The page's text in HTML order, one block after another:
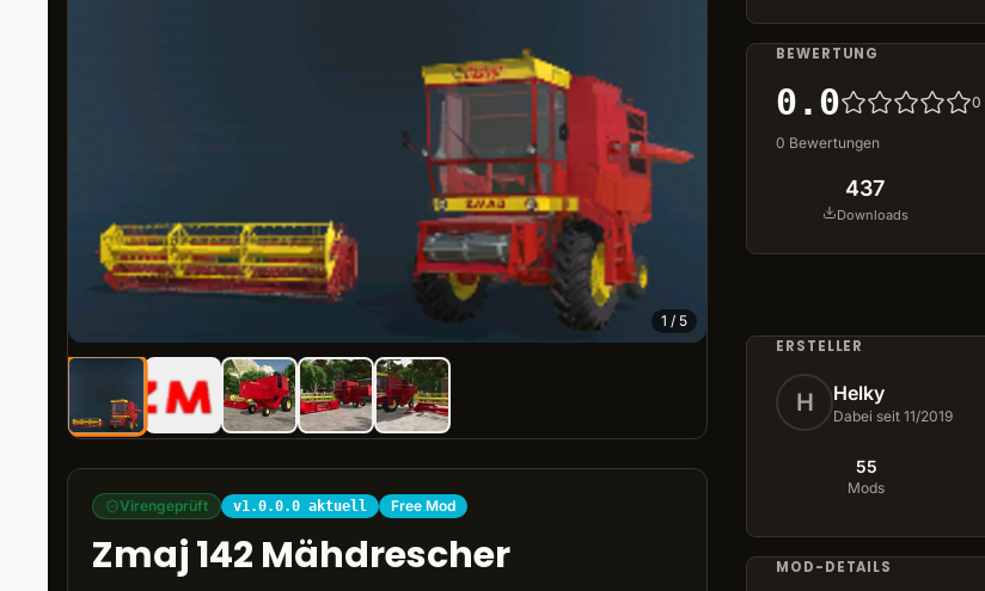
1 / 5
Virengeprüft v1.0.0.0 aktuell Free Mod
Zmaj 142 Mähdrescher
BEWERTUNG
0.0 0
0 Bewertungen
437
Downloads
ERSTELLER
H Helky
Dabei seit 11/2019
55
Mods
MOD-DETAILS